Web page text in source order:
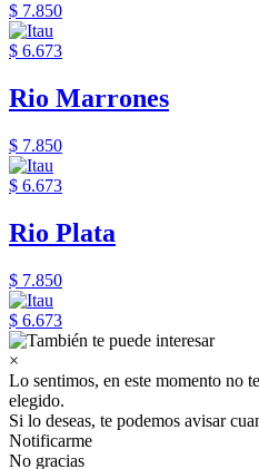
$ 7.850
$ 6.673
Rio Marrones
$ 7.850
$ 6.673
Rio Plata
$ 7.850
$ 6.673
×
Lo sentimos, en este momento no
elegido.
Si lo deseas, te podemos avisar
Notificarme
No gracias